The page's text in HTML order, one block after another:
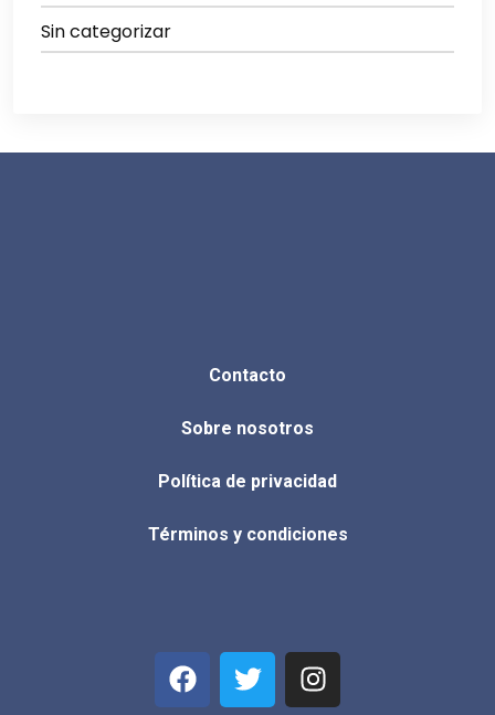
Sin categorizar
Contacto
Sobre nosotros
Política de privacidad
Términos y condiciones